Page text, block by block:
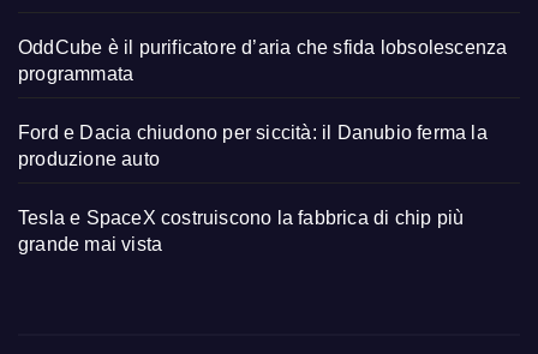
OddCube è il purificatore d’aria che sfida lobsolescenza
programmata
Ford e Dacia chiudono per siccità: il Danubio ferma la
produzione auto
Tesla e SpaceX costruiscono la fabbrica di chip più
grande mai vista